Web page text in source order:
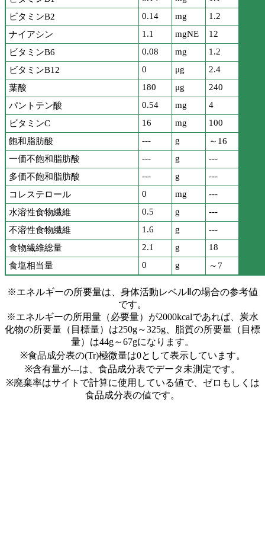
ビタミンB2
0.14 mg
1.2
ナイアシン
1.1 mgNE
12
ビタミンB6
0.08 mg
1.2
ビタミンB12
0 μg
2.4
葉酸
180 μg
240
パントテン酸
0.54 mg
4
ビタミンC
16 mg
100
飽和脂肪酸
--- g
～16
一価不飽和脂肪酸
--- g
---
多価不飽和脂肪酸
--- g
---
コレステロール
0 mg
---
水溶性食物繊維
0.5 g
---
不溶性食物繊維
1.6 g
---
食物繊維総量
2.1 g
18
食塩相当量
0 g ～7
※エネルギーの所要量は、身体活動レベルⅡの場合の参考値
です。
※エネルギーの所用量（必要量）が2000kcalであれば、炭水
化物の所要量（目標量）は250g～325g、脂質の所要量（目標
量）は44g～67gになります。
※食品成分表の(Tr)極微量は0として表示しています。
※含有量が---は、食品成分表でデータ未測定です。
※廃棄率はサイトで計算に使用している値で、ゼロもしくは
食品成分表の値です。